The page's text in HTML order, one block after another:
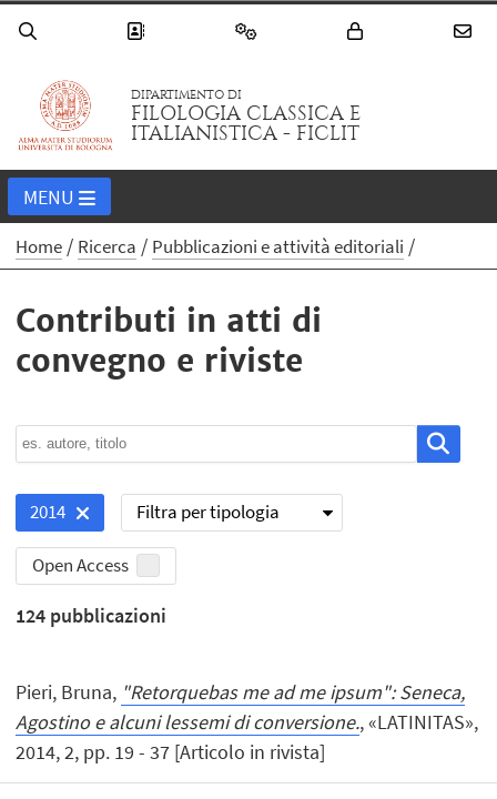
DIPARTIMENTO DI
FILOLOGIA CLASSICA E
ITALIANISTICA - FICLIT
MENU
Home Ricerca Pubblicazioni e attività editoriali
Contributi in atti di
convegno e riviste
2014 Filtra per tipologia
Open Access
124 pubblicazioni
Pieri, Bruna, "Retorquebas me ad me ipsum": Seneca,
Agostino e alcuni lessemi di conversione., «LATINITAS»,
2014, 2, pp. 19 - 37 [Articolo in rivista]